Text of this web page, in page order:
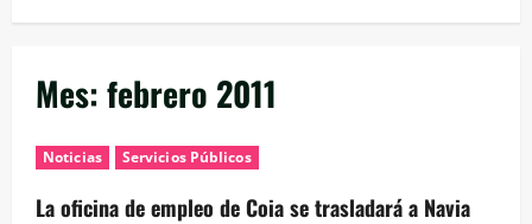
Mes:febrero 2011
Noticias Servicios Públicos
La oficina de empleo de Coia se trasladará a Navia